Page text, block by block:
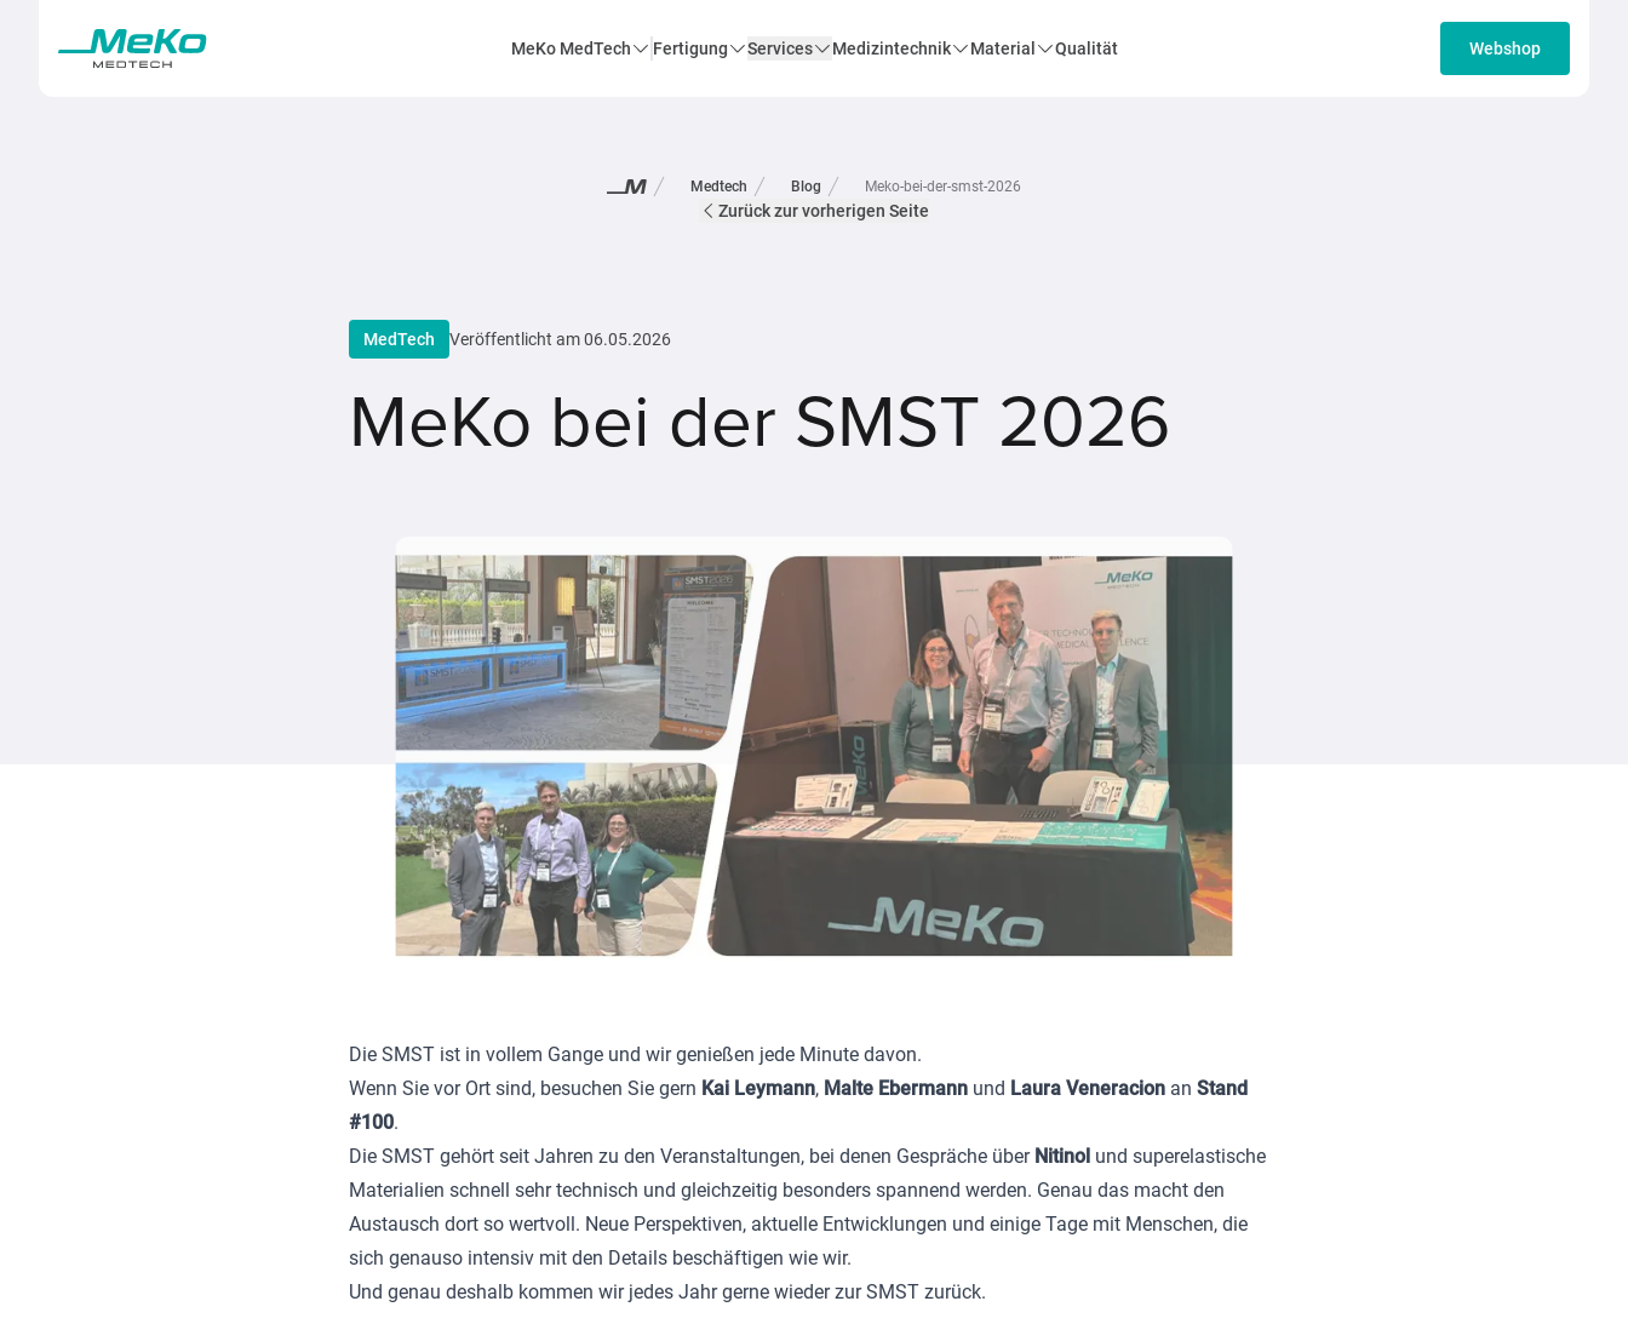
MeKo MedTech Fertigung Services Medizintechnik Material Qualität Webshop
Medtech Blog Meko-bei-der-smst-2026
Zurück zur vorherigen Seite
MedTech Veröffentlicht am06.05.2026
MeKo bei der SMST 2026
Die SMST ist in vollem Gange und wir genießen jede Minute davon.
Wenn Sie vor Ort sind, besuchen Sie gern Kai Leymann, Malte Ebermann und Laura Veneracion an Stand
#100.
Die SMST gehört seit Jahren zu den Veranstaltungen, bei denen Gespräche über Nitinol und superelastische
Materialien schnell sehr technisch und gleichzeitig besonders spannend werden. Genau das macht den
Austausch dort so wertvoll. Neue Perspektiven, aktuelle Entwicklungen und einige Tage mit Menschen, die
sich genauso intensiv mit den Details beschäftigen wie wir.
Und genau deshalb kommen wir jedes Jahr gerne wieder zur SMST zurück.